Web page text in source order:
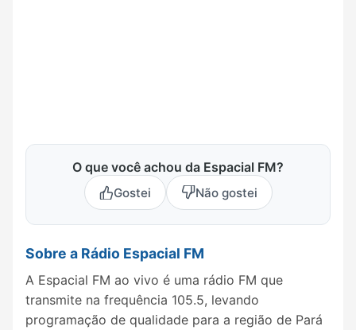
O que você achou da Espacial FM?
Gostei Não gostei
Sobre a Rádio Espacial FM
A Espacial FM ao vivo é uma rádio FM que
transmite na frequência 105.5, levando
programação de qualidade para a região de Pará